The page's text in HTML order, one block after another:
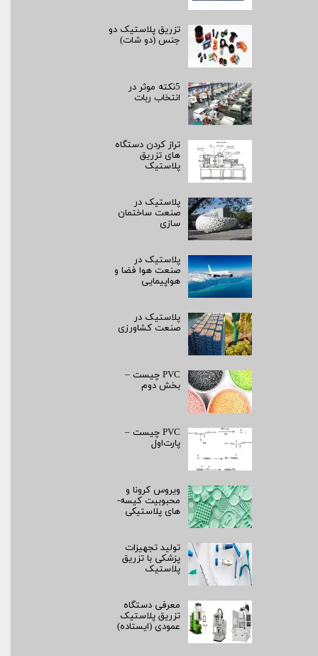
تزریق پلاستیک دو
جنس (دو شات)
5نکته موثر در
انتخاب ربات
تراز کردن دستگاه
های تزریق
پلاستیک
پلاستیک در
صنعت ساختمان
سازی
پلاستیک در
صنعت هوا فضا و
هواپیمایی
پلاستیک در
صنعت کشاورزی
PVC چیست –
بخش دوم
PVC چیست –
پارت‌اول
ویروس کرونا و
محبوبیت کیسه­
های پلاستیکی
تولید تجهیزات
پزشکی با تزریق
پلاستیک
معرفی دستگاه
تزریق پلاستیک
عمودی (ایستاده)